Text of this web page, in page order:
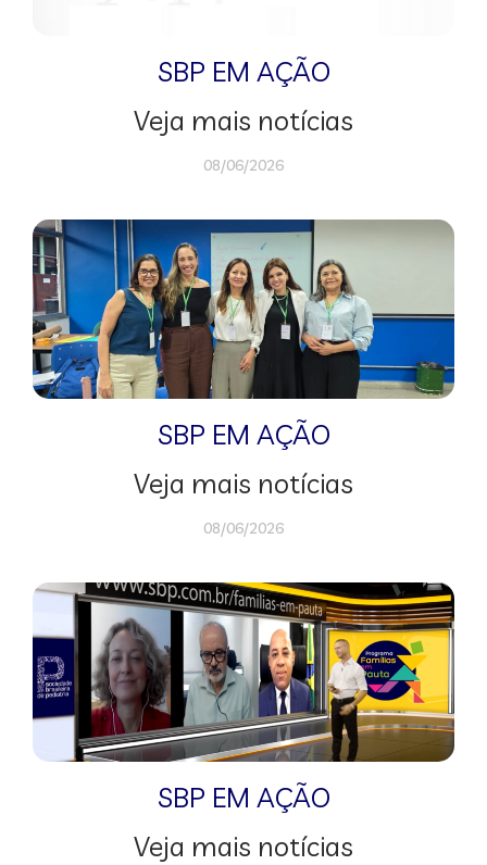
SBP EM AÇÃO
Veja mais notícias
08/06/2026
SBP EM AÇÃO
Veja mais notícias
08/06/2026
SBP EM AÇÃO
Veja mais notícias